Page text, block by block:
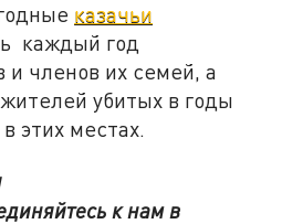
казачьи
каждый год
и членов их семей, а
убитых в годы
этих местах.
к нам в